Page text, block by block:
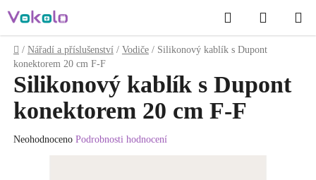
na
obsah
Hledat
KOŠÍK
Domů
/ Nářadí a příslušenství / Vodiče / Silikonový kablík s Dupont
konektorem 20 cm F-F
Silikonový kablík s Dupont
konektorem 20 cm F-F
Průměrné
Neohodnoceno Podrobnosti hodnocení